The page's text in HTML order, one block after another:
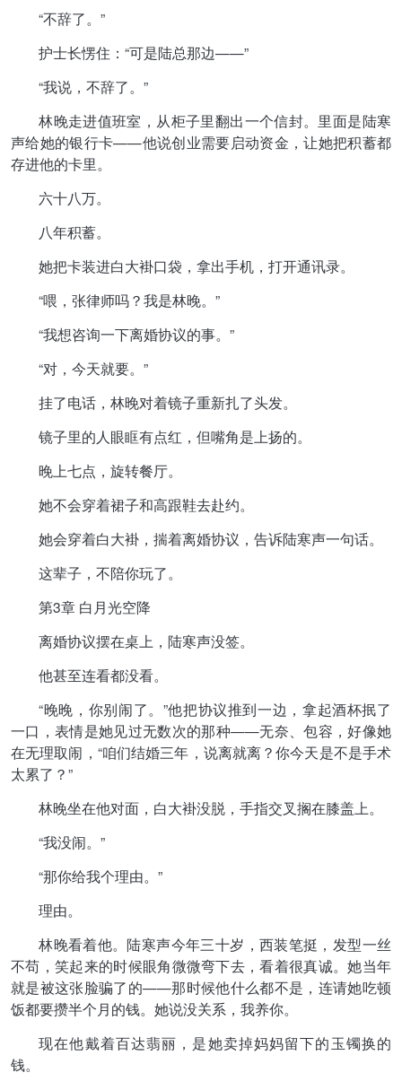
“不辞了。”
护士长愣住：“可是陆总那边——”
“我说，不辞了。”
林晚走进值班室，从柜子里翻出一个信封。里面是陆寒
声给她的银行卡——他说创业需要启动资金，让她把积蓄都
存进他的卡里。
六十八万。
八年积蓄。
她把卡装进白大褂口袋，拿出手机，打开通讯录。
“喂，张律师吗？我是林晚。”
“我想咨询一下离婚协议的事。”
“对，今天就要。”
挂了电话，林晚对着镜子重新扎了头发。
镜子里的人眼眶有点红，但嘴角是上扬的。
晚上七点，旋转餐厅。
她不会穿着裙子和高跟鞋去赴约。
她会穿着白大褂，揣着离婚协议，告诉陆寒声一句话。
这辈子，不陪你玩了。
第3章 白月光空降
离婚协议摆在桌上，陆寒声没签。
他甚至连看都没看。
“晚晚，你别闹了。”他把协议推到一边，拿起酒杯抿了
一口，表情是她见过无数次的那种——无奈、包容，好像她
在无理取闹，“咱们结婚三年，说离就离？你今天是不是手术
太累了？”
林晚坐在他对面，白大褂没脱，手指交叉搁在膝盖上。
“我没闹。”
“那你给我个理由。”
理由。
林晚看着他。陆寒声今年三十岁，西装笔挺，发型一丝
不苟，笑起来的时候眼角微微弯下去，看着很真诚。她当年
就是被这张脸骗了的——那时候他什么都不是，连请她吃顿
饭都要攒半个月的钱。她说没关系，我养你。
现在他戴着百达翡丽，是她卖掉妈妈留下的玉镯换的
钱。